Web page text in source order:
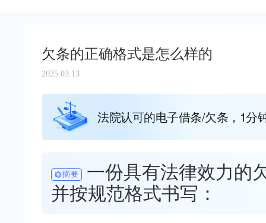
欠条的正确格式是怎么样的
2025.03.13
法院认可的电子借条/欠条，1分
摘要
一份具有法律效力的
并按规范格式书写：